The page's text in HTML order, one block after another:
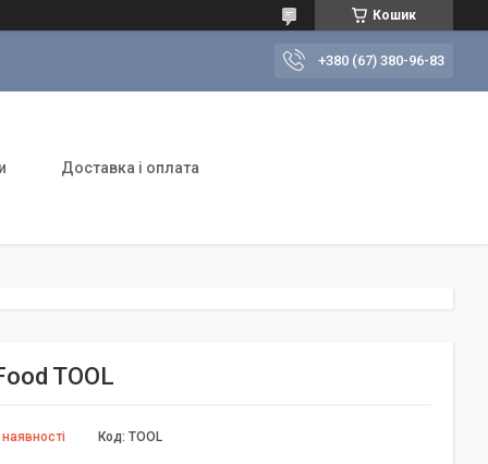
Кошик
+380 (67) 380-96-83
Доставка і оплата
TOOL
Код: TOOL